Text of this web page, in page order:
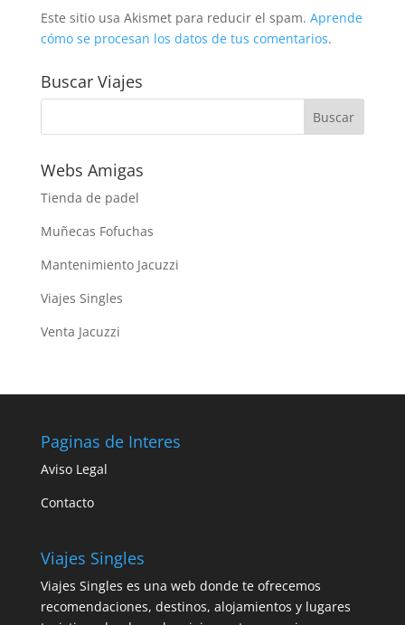
Este sitio usa Akismet para reducir el spam. Aprende
cómo se procesan los datos de tus comentarios.
Buscar Viajes
Webs Amigas
Tienda de padel
Muñecas Fofuchas
Mantenimiento Jacuzzi
Viajes Singles
Venta Jacuzzi
Paginas de Interes
Aviso Legal
Contacto
Viajes Singles
Viajes Singles es una web donde te ofrecemos
recomendaciones, destinos, alojamientos y lugares